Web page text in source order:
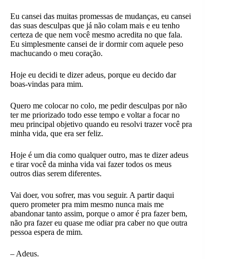
Eu cansei das muitas promessas de mudanças, eu cansei
das suas desculpas que já não colam mais e eu tenho
certeza de que nem você mesmo acredita no que fala.
Eu simplesmente cansei de ir dormir com aquele peso
machucando o meu coração.
Hoje eu decidi te dizer adeus, porque eu decido dar
boas-vindas para mim.
Quero me colocar no colo, me pedir desculpas por não
ter me priorizado todo esse tempo e voltar a focar no
meu principal objetivo quando eu resolvi trazer você pra
minha vida, que era ser feliz.
Hoje é um dia como qualquer outro, mas te dizer adeus
e tirar você da minha vida vai fazer todos os meus
outros dias serem diferentes.
Vai doer, vou sofrer, mas vou seguir. A partir daqui
quero prometer pra mim mesmo nunca mais me
abandonar tanto assim, porque o amor é pra fazer bem,
não pra fazer eu quase me odiar pra caber no que outra
pessoa espera de mim.
– Adeus.